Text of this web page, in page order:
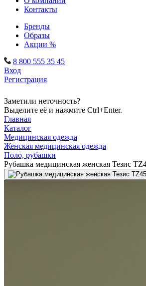
Контакты
Бренды
Образы
Акции %
8 800 555 35 45
Вход
Регистрация
Заметили неточность?
Выделите её и нажмите Ctrl+Enter.
Главная
Каталог
Медицинская одежда
Женская медицинская одежда
Поло, рубашки
Рубашка медицинская женская Тезис